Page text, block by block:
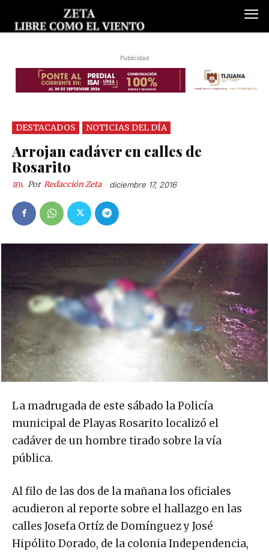
Publicidad
DESTACADOS NOTICIAS DEL DÍA
Arrojan cadáver en calles de
Rosarito
Por Redacción Zeta diciembre 17, 2016
La madrugada de este sábado la Policía
municipal de Playas Rosarito localizó el
cadáver de un hombre tirado sobre la vía
pública.
Al filo de las dos de la mañana los oficiales
acudieron al reporte sobre el hallazgo en las
calles Josefa Ortíz de Domínguez y José
Hipólito Dorado, de la colonia Independencia,